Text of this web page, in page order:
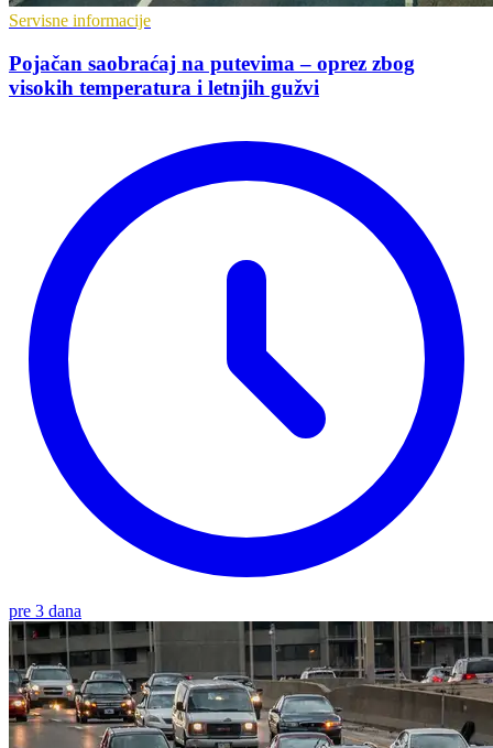
Servisne informacije
Pojačan saobraćaj na putevima – oprez zbog
visokih temperatura i letnjih gužvi
pre 3 dana